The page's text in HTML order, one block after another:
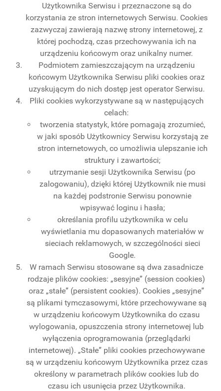
Użytkownika Serwisu i przeznaczone są do
korzystania ze stron internetowych Serwisu. Cookies
zazwyczaj zawierają nazwę strony internetowej, z
której pochodzą, czas przechowywania ich na
urządzeniu końcowym oraz unikalny numer.
Podmiotem zamieszczającym na urządzeniu
końcowym Użytkownika Serwisu pliki cookies oraz
uzyskującym do nich dostęp jest operator Serwisu.
Pliki cookies wykorzystywane są w następujących
celach:
tworzenia statystyk, które pomagają zrozumieć,
w jaki sposób Użytkownicy Serwisu korzystają ze
stron internetowych, co umożliwia ulepszanie ich
struktury i zawartości;
utrzymanie sesji Użytkownika Serwisu (po
zalogowaniu), dzięki której Użytkownik nie musi
na każdej podstronie Serwisu ponownie
wpisywać loginu i hasła;
określania profilu użytkownika w celu
wyświetlania mu dopasowanych materiałów w
sieciach reklamowych, w szczególności sieci
Google.
W ramach Serwisu stosowane są dwa zasadnicze
rodzaje plików cookies: „sesyjne” (session cookies)
oraz „stałe” (persistent cookies). Cookies „sesyjne”
są plikami tymczasowymi, które przechowywane są
w urządzeniu końcowym Użytkownika do czasu
wylogowania, opuszczenia strony internetowej lub
wyłączenia oprogramowania (przeglądarki
internetowej). „Stałe” pliki cookies przechowywane
są w urządzeniu końcowym Użytkownika przez czas
określony w parametrach plików cookies lub do
czasu ich usunięcia przez Użytkownika.